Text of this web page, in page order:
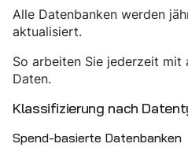
Alle Datenbanken werden
aktualisiert.
So arbeiten Sie jederzeit
Daten.
Klassifizierung nach
Spend-basierte Datenbanken